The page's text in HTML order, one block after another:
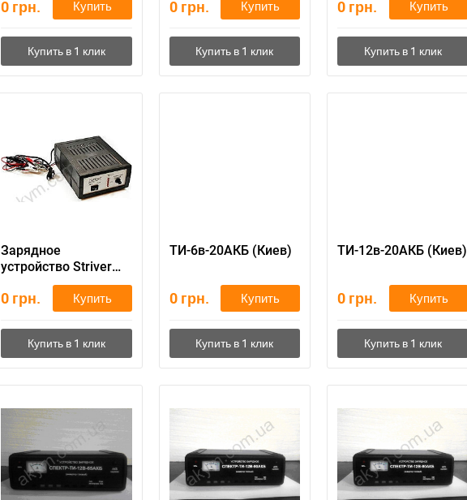
0 грн. Купить 0 грн. Купить 0 грн. Купить
Зарядное
устройство Striver
0 грн. Купить
ТИ-6в-20АКБ (Киев)
0 грн. Купить
ТИ-12в-20АКБ (Киев)
0 грн. Купить
При отсутствии связи - пишите, звоните в Viber / Telegram (093) 600-51-11